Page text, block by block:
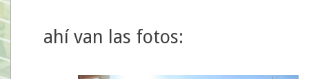
ahí van las fotos: